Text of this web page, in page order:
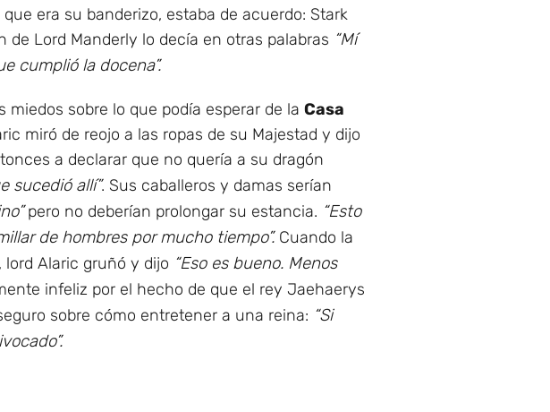
era su banderizo, estaba de acuerdo: Stark
de Lord Manderly lo decía en otras palabras “Mí
cumplió la docena”.
sobre lo que podía esperar de la Casa
miró de reojo a las ropas de su Majestad y dijo
a declarar que no quería a su dragón
sucedió allí”. Sus caballeros y damas serían
pero no deberían prolongar su estancia. “Esto
de hombres por mucho tiempo”.Cuando la
Alaric gruñó y dijo “Eso es bueno. Menos
infeliz por el hecho de que el rey Jaehaerys
sobre cómo entretener a una reina: “Si